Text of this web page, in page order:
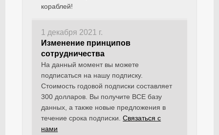
кораблей!
1 декабря 2021 г.
Изменение принципов
сотрудничества
На данный момент вы можете
подписаться на нашу подписку.
Стоимость годовой подписки составляет
300 долларов. Вы получите ВСЕ базу
данных, а также новые предложения в
течение срока подписки.Связаться с
нами